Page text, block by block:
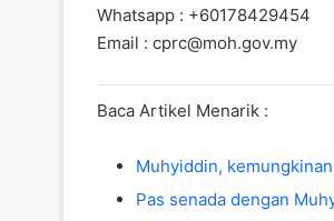
Whatsapp : +60178429454
Email : cprc@moh.gov.my
Baca Artikel Menarik :
Muhyiddin,
Pas senada dengan